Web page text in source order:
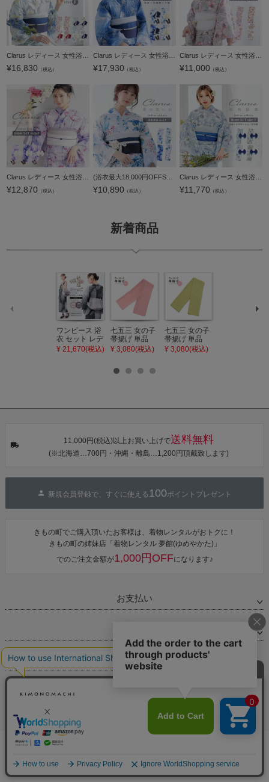
¥16,830 （税込） ¥17,930 （税込） ¥11,000 （税込）
¥12,870 （税込） ¥10,890 （税込） ¥11,770 （税込）
新着商品
ワンピース 浴
衣 セット レデ
ィース 吸水速
タン・夜の葉
カシュクール
ワンピース 簡
単着付け 大人
¥ 21,670(税込)
七五三 女の子
帯揚げ 単品
「灰桃色」日
びあげ 和装 着
【メール便不
¥ 3,080(税込)
七五三 女の子
帯揚げ 単品
「若葉色」日
【メール便不
¥ 3,080(税込)
【メール便不
11,000円(税込)以上お買い上げで送料無料
(※北海道…700円・沖縄・離島…1,200円頂戴致します)
新規会員登録で、すぐに使える 100ポイントプレゼント
きもの町でご購入頂いたお客様は、着物レンタルがおトクに！
きもの町の姉妹店「着物レンタル 夢館(ゆめやかた)」
でのご注文金額が1,000円OFFになります♪
お支払い
返品・交換